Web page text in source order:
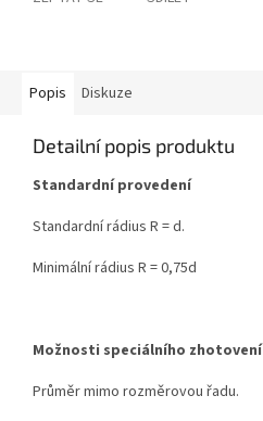
Popis Diskuze
Detailní popis produktu
Standardní provedení
Standardní rádius R = d.
Minimální rádius R = 0,75d
Možnosti speciálního zhotovení
Průměr mimo rozměrovou řadu.